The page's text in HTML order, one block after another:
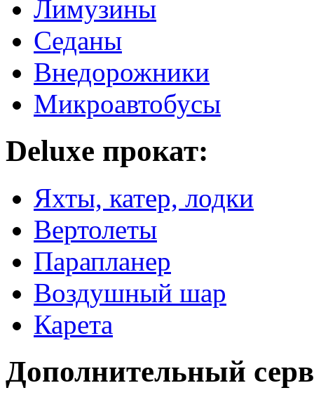
Лимузины
Седаны
Внедорожники
Микроавтобусы
Deluxe прокат:
Яхты, катер, лодки
Вертолеты
Парапланер
Воздушный шар
Карета
Дополнительный